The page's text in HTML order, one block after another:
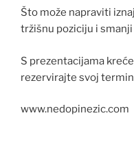
Što može napraviti
tržišnu poziciju i
S prezentacijama
rezervirajte svoj
www.nedopinezic.com